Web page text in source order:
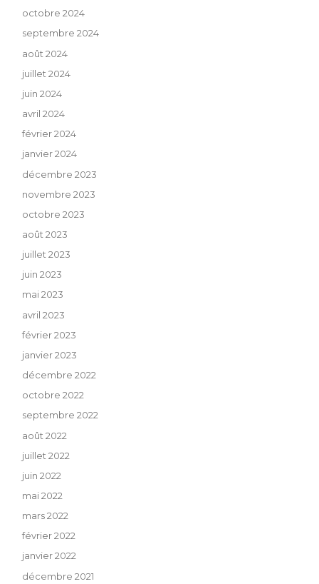
octobre 2024
septembre 2024
août 2024
juillet 2024
juin 2024
avril 2024
février 2024
janvier 2024
décembre 2023
novembre 2023
octobre 2023
août 2023
juillet 2023
juin 2023
mai 2023
avril 2023
février 2023
janvier 2023
décembre 2022
octobre 2022
septembre 2022
août 2022
juillet 2022
juin 2022
mai 2022
mars 2022
février 2022
janvier 2022
décembre 2021